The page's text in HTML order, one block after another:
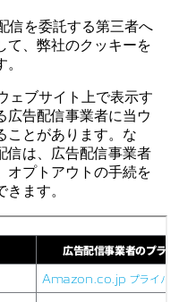
信を委託する第三者へ
て、弊社のクッキーを
ェブサイト上で表示す
広告配信事業者に当ウ
ことがあります。な
信は、広告配信事業者
オプトアウトの手続を
ます。